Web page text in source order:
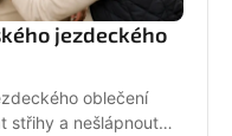
jezdeckého
oblečení
střihy a nešlápnout